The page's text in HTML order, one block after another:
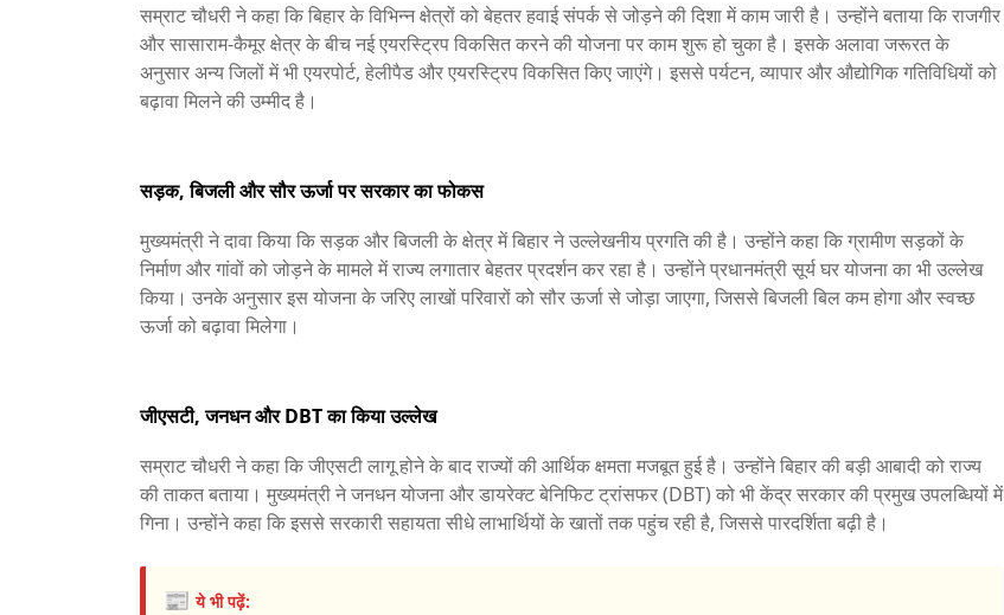
सम्राट चौधरी ने कहा कि बिहार के विभिन्न क्षेत्रों को बेहतर हवाई संपर्क से जोड़ने की दिशा में काम जारी है। उन्होंने बताया कि राजगीर
और सासाराम-कैमूर क्षेत्र के बीच नई एयरस्ट्रिप विकसित करने की योजना पर काम शुरू हो चुका है। इसके अलावा जरूरत के
अनुसार अन्य जिलों में भी एयरपोर्ट, हेलीपैड और एयरस्ट्रिप विकसित किए जाएंगे। इससे पर्यटन, व्यापार और औद्योगिक गतिविधियों को
बढ़ावा मिलने की उम्मीद है।
सड़क, बिजली और सौर ऊर्जा पर सरकार का फोकस
मुख्यमंत्री ने दावा किया कि सड़क और बिजली के क्षेत्र में बिहार ने उल्लेखनीय प्रगति की है। उन्होंने कहा कि ग्रामीण सड़कों के
निर्माण और गांवों को जोड़ने के मामले में राज्य लगातार बेहतर प्रदर्शन कर रहा है। उन्होंने प्रधानमंत्री सूर्य घर योजना का भी उल्लेख
किया। उनके अनुसार इस योजना के जरिए लाखों परिवारों को सौर ऊर्जा से जोड़ा जाएगा, जिससे बिजली बिल कम होगा और स्वच्छ
ऊर्जा को बढ़ावा मिलेगा।
जीएसटी, जनधन और DBT का किया उल्लेख
सम्राट चौधरी ने कहा कि जीएसटी लागू होने के बाद राज्यों की आर्थिक क्षमता मजबूत हुई है। उन्होंने बिहार की बड़ी आबादी को राज्य
की ताकत बताया। मुख्यमंत्री ने जनधन योजना और डायरेक्ट बेनिफिट ट्रांसफर (DBT) को भी केंद्र सरकार की प्रमुख उपलब्धियों में
गिना। उन्होंने कहा कि इससे सरकारी सहायता सीधे लाभार्थियों के खातों तक पहुंच रही है, जिससे पारदर्शिता बढ़ी है।
📰ये भी पढ़ें: